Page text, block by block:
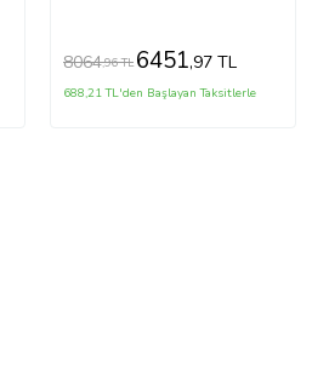
8064,96 TL 6451,97 TL
688,21 TL'den Başlayan Taksitlerle